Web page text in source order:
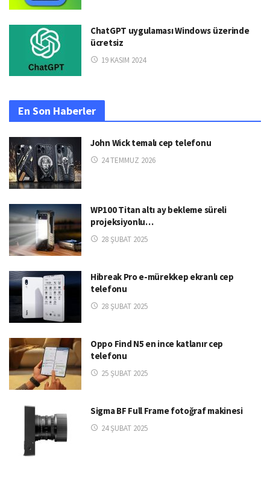
ChatGPT uygulaması Windows üzerinde
ücretsiz
19 KASIM 2024
En Son Haberler
John Wick temalı cep telefonu
24 TEMMUZ 2026
WP100 Titan altı ay bekleme süreli
projeksiyonlu…
28 ŞUBAT 2025
Hibreak Pro e-mürekkep ekranlı cep
telefonu
28 ŞUBAT 2025
Oppo Find N5 en ince katlanır cep
telefonu
25 ŞUBAT 2025
Sigma BF Full Frame fotoğraf makinesi
24 ŞUBAT 2025